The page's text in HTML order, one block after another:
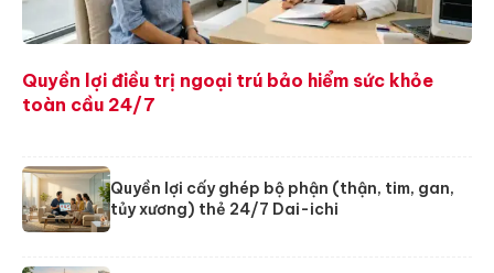
Quyền lợi điều trị ngoại trú bảo hiểm sức khỏe
toàn cầu 24/7
Quyền lợi cấy ghép bộ phận (thận, tim, gan,
tủy xương) thẻ 24/7 Dai-ichi